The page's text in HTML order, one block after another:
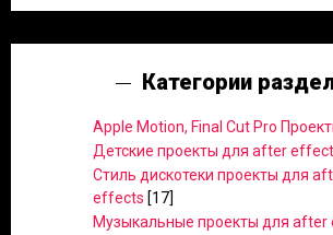
Категории
Apple Motion, Final Cut Pro
Детские проекты для after
Стиль дискотеки проекты для
effects [17]
Музыкальные проекты для after